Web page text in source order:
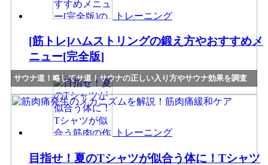
サウナ道！略してサ道！サウナの正しい入り方やサウナ効果を調査
トレーニング
[筋トレ]ハムストリングの鍛え方やおすすめメ
ニュー[完全版]
トレーニング
目指せ！夏のTシャツが似合う体に！Tシャツ